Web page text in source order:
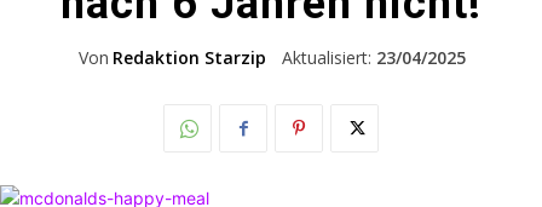
Von Redaktion Starzip Aktualisiert: 23/04/2025